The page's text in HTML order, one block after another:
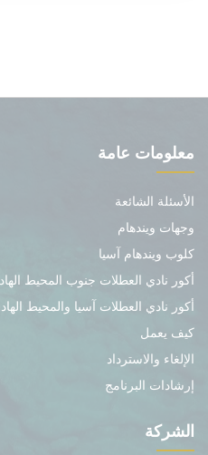
معلومات عامة
الأسئلة الشائعة
وجهات ويندهام
كلوب ويندهام آسيا
أكور نادي العطلات جنوب المحيط
أكور نادي العطلات آسيا والمحيط
كيف يعمل
الإلغاء والاسترداد
إرشادات البرنامج
الشركة